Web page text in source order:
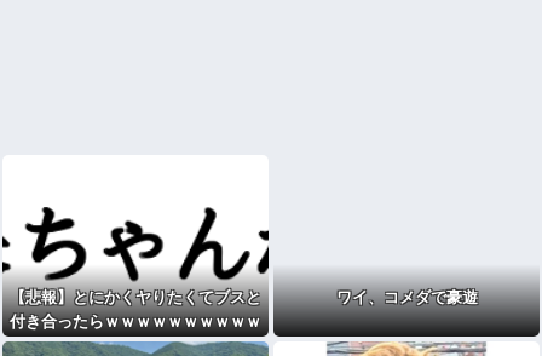
【悲報】とにかくヤりたくてブスと
付き合ったらｗｗｗｗｗｗｗｗｗｗ
ｗwwww
ワイ、コメダで豪遊